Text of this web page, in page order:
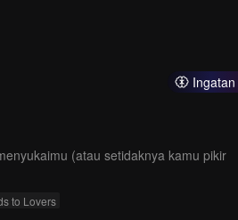
Ingatan
(atau setidaknya kamu pikir
to Lovers